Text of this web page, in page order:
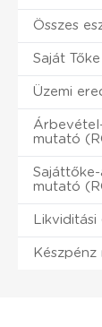
Összes
Saját Tőke
Üzemi
mutató
mutató